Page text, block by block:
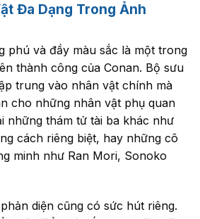
Đa Dạng Trong Ảnh
phú và đầy màu sắc là một trong
thành công của Conan. Bộ sưu
trung vào nhân vật chính mà
cho những nhân vật phụ quan
những thám tử tài ba khác như
cách riêng biệt, hay những cô
minh như Ran Mori, Sonoko
diện cũng có sức hút riêng.